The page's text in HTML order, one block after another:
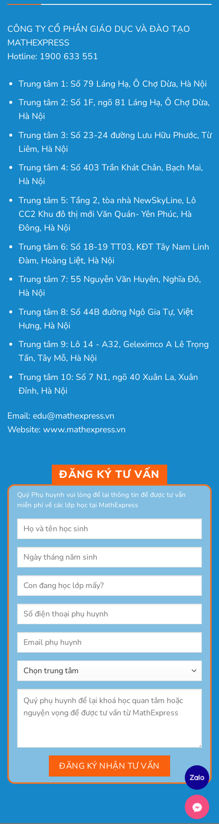
CÔNG TY CỔ PHẦN GIÁO DỤC VÀ ĐÀO TẠO
MATHEXPRESS
Hotline: 1900 633 551
Trung tâm 1: Số 79 Láng Hạ, Ô Chợ Dừa, Hà Nội
Trung tâm 2: Số 1F, ngõ 81 Láng Hạ, Ô Chợ Dừa,
Hà Nội
Trung tâm 3: Số 23-24 đường Lưu Hữu Phước, Từ
Liêm, Hà Nội
Trung tâm 4: Số 403 Trần Khát Chân, Bạch Mai,
Hà Nội
Trung tâm 5: Tầng 2, tòa nhà NewSkyLine, Lô
CC2 Khu đô thị mới Văn Quán- Yên Phúc, Hà
Đông, Hà Nội
Trung tâm 6: Số 18-19 TT03, KĐT Tây Nam Linh
Đàm, Hoàng Liệt, Hà Nội
Trung tâm 7: 55 Nguyễn Văn Huyên, Nghĩa Đô,
Hà Nội
Trung tâm 8: Số 44B đường Ngô Gia Tự, Việt
Hưng, Hà Nội
Trung tâm 9: Lô 14 - A32, Geleximco A Lê Trọng
Tấn, Tây Mỗ, Hà Nội
Trung tâm 10: Số 7 N1, ngõ 40 Xuân La, Xuân
Đỉnh, Hà Nội
Email: edu@mathexpress.vn
Website: www.mathexpress.vn
ĐĂNG KÝ TƯ VẤN
Quý Phụ huynh vui lòng để lại thông tin để được tư vẫn
miễn phí về các lớp học tại MathExpress